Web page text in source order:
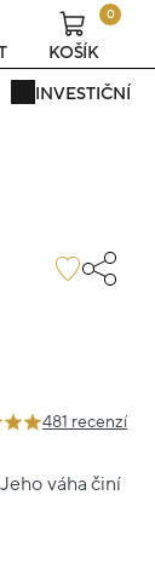
INVESTIČNÍ
0
KOŠÍK
481 recenzí
váha činí